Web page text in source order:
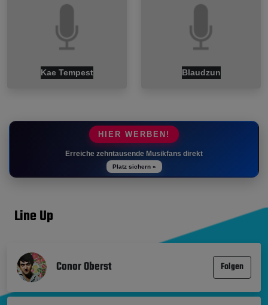
Kae Tempest Blaudzun
HIER WERBEN!
Erreiche zehntausende Musikfans direkt
Platz sichern »
Line Up
Conor Oberst Folgen